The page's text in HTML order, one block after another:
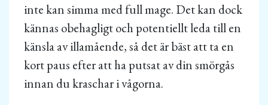
inte kan simma med full mage. Det kan dock
kännas obehagligt och potentiellt leda till en
känsla av illamående, så det är bäst att ta en
kort paus efter att ha putsat av din smörgås
innan du kraschar i vågorna.